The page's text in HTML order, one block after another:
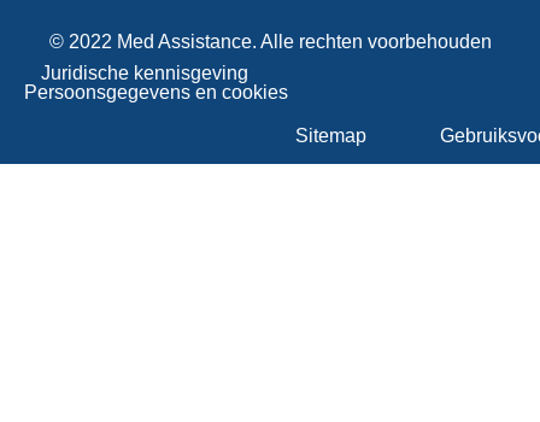
© 2022 Med Assistance. Alle rechten voorbehouden
Juridische kennisgeving
Persoonsgegevens en cookies
Sitemap